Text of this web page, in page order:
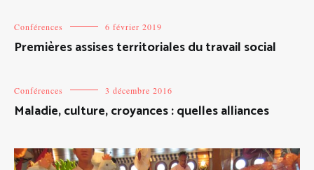
Conférences 6 février 2019
Premières assises territoriales du travail social
Conférences 3 décembre 2016
Maladie, culture, croyances : quelles alliances